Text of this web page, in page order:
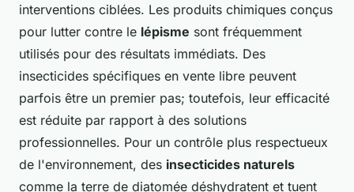
interventions ciblées. Les produits chimiques conçus
pour lutter contre le lépisme sont fréquemment
utilisés pour des résultats immédiats. Des
insecticides spécifiques en vente libre peuvent
parfois être un premier pas; toutefois, leur efficacité
est réduite par rapport à des solutions
professionnelles. Pour un contrôle plus respectueux
de l'environnement, des insecticides naturels
comme la terre de diatomée déshydratent et tuent